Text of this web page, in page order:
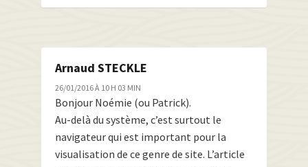
Arnaud STECKLE
26/01/2016 À 10 H 03 MIN
Bonjour Noémie (ou Patrick).
Au-delà du système, c’est surtout le
navigateur qui est important pour la
visualisation de ce genre de site. L’article